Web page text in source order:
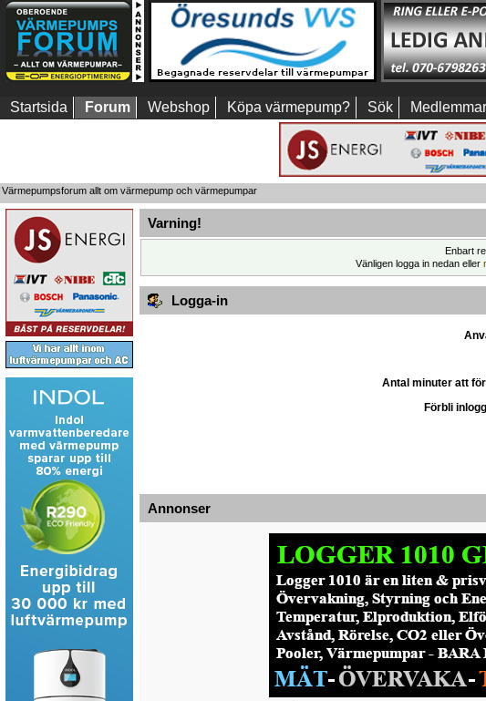
Startsida Forum Webshop Köpa värmepump? Sök Medlemmar
Värmepumpsforum allt om värmepump och värmepumpar
Varning!
Enbart
Vänligen logga in nedan eller
Logga-in
Antal minuter att
Förbli
Annonser